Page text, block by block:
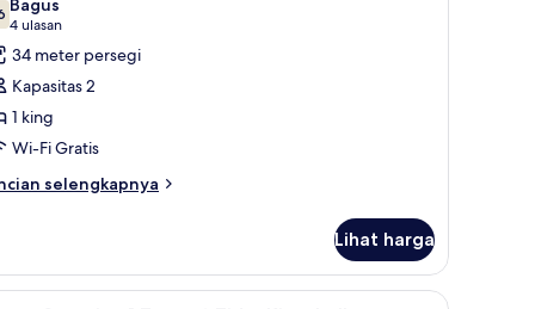
dari 10
Bagus
4 ulasan
(4
ulasan)
34 meter persegi
Kapasitas 2
1 king
Wi-Fi Gratis
selengkapnya
Lihat harga
| TV layar datar Kamar Superior, 1 Tempat Tidur King,